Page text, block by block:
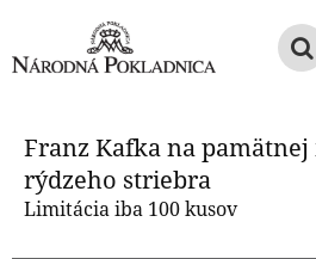
Franz Kafka na pamätnej
rýdzeho striebra
Limitácia iba 100 kusov
Franz Kafka na